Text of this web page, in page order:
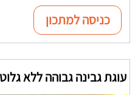
כניסה למתכון
עוגת גבינה גבוהה ללא